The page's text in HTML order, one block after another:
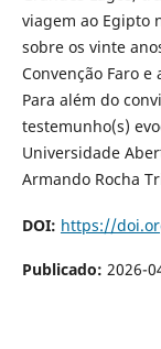
viagem ao Egipto
sobre os vinte
Convenção Faro
Para além do
testemunho(s)
Universidade
Armando Rocha
DOI: https://
Publicado: 2026-